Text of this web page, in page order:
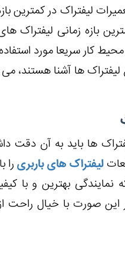
لیفتراک در کمترین
بازه زمانی لیفتراک
کار سریعا مورد
لیفتراک ها آشنا هستند،
ها باید به آن دقت
لیفتراک های باربریرا
نمایندگی بهترین و با
این صورت با خیال راحت